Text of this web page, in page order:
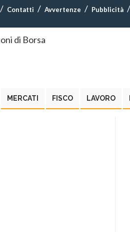
Contatti Avvertenze Pubblicità
MERCATI FISCO LAVORO